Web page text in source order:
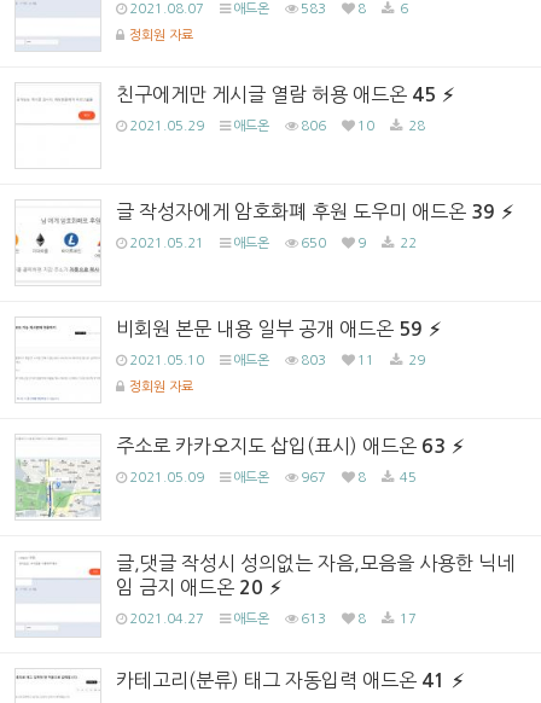
2021.08.07 애드온 583 8
6
정회원 자료
친구에게만 게시글 열람 허용 애드온 45
2021.05.29 애드온 806 10 28
글 작성자에게 암호화폐 후원 도우미 애드온 39
2021.05.21 애드온 650 9 22
비회원 본문 내용 일부 공개 애드온 59
2021.05.10 애드온 803 11
29
정회원 자료
주소로 카카오지도 삽입(표시) 애드온 63
2021.05.09 애드온 967 8 45
글,댓글 작성시 성의없는 자음,모음을 사용한 닉네
임 금지 애드온 20
2021.04.27 애드온 613 8 17
카테고리(분류) 태그 자동입력 애드온 41